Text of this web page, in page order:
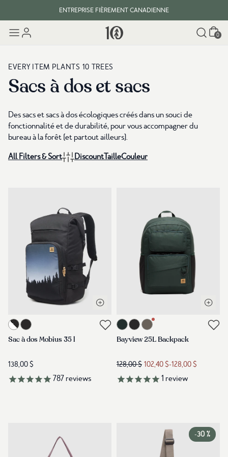
ENTREPRISE FIÈREMENT CANADIENNE
LIVRAISON GRATUITE DES COMMANDES DE 100 $ CA ET PLUS. Panier
0
EVERY ITEM PLANTS 10 TREES
Sacs à dos et sacs
Des sacs et sacs à dos écologiques créés dans un souci de
fonctionnalité et de durabilité, pour vous accompagner du
bureau à la forêt (et partout ailleurs).
All Filters & Sort
DiscountTailleCouleur
Lien vers le produit mobius-35l-backpack-meteorite-black-white
Ouvrir la vue rapide
Lien vers les avis
Sac à dos Mobius 35 l
138,00 $
787 reviews
Lien vers le produit bayview-25l-
Ouvrir
Lien vers les avis
Bayview 25L Backpack
128,00 $ 102,40 $-128,00 $
1 review
-30 %